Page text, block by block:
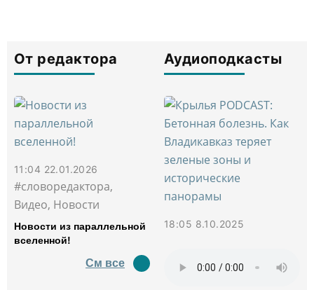
От редактора
11:04 22.01.2026
#словоредактора,
Видео, Новости
Новости из параллельной
вселенной!
См все
Аудиоподкасты
18:05 8.10.2025